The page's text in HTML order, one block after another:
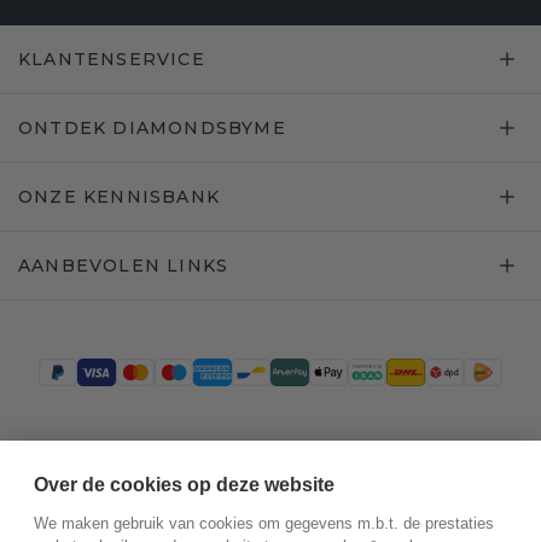
KLANTENSERVICE
ONTDEK DIAMONDSBYME
ONZE KENNISBANK
AANBEVOLEN LINKS
Over de cookies op deze website
We maken gebruik van cookies om gegevens m.b.t. de prestaties